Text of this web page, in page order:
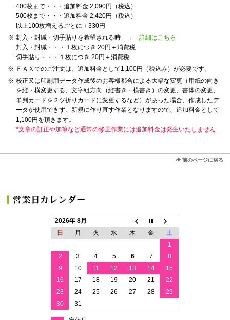
400枚まで・・・追加料金 2,090円（税込）
500枚まで・・・追加料金 2,420円（税込）
以上100枚増えるごとに＋330円
※ 封入・封緘・切手貼りを希望される時 →詳細はこちら
封入・封緘・・・１枚につき 20円＋消費税
切手貼り・・・１枚につき 20円＋消費税
※ ＦＡＸでのご注文は、追加料金として1,100円（税込み）が必要です。
※ 校正又は印刷用データ作成後のお客様都合による大幅な変更（用紙の向き
を縦・横変更する、文字組方向（縦書き・横書き）の変更、書体の変更、
単判カードを２ツ折りカードに変更するなど）があった場合、作成したデ
ータが使用できず、新規に作り直す作業となりますので、追加料金として
1,100円を頂きます。
*文章の訂正や加筆など通常の修正作業には追加料金は発生いたしません
前のページに戻る
2026年 8月
日
月 火 水 木 金
土
1
2
3 4 5 6 7
8
9
10 11 12 13 14
15
16
17 18 19 20 21
22
23
24 25 26 27 28
29
30
31